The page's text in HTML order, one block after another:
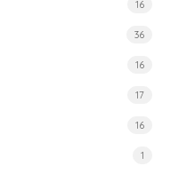
16
36
16
17
16
1